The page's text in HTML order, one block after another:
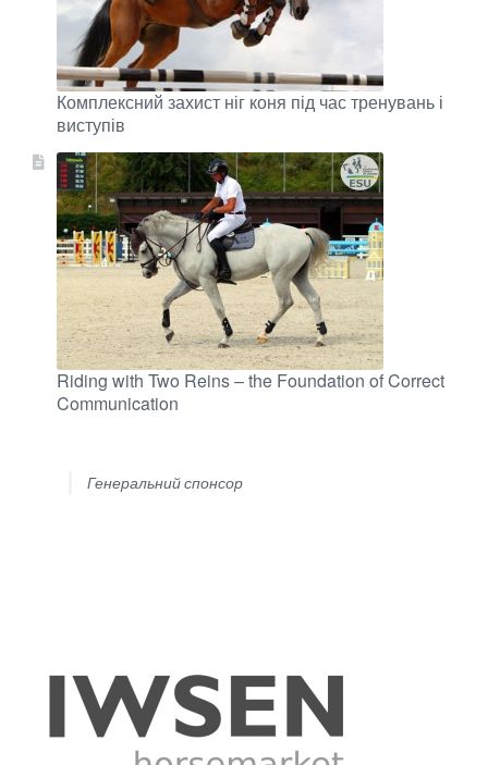
Комплексний захист ніг коня під час тренувань і
виступів
Riding with Two Reins – the Foundation of Correct
Communication
Генеральний спонсор